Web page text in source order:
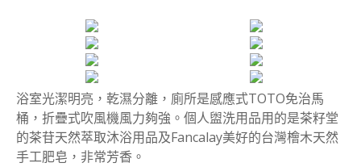
浴室光潔明亮，乾濕分離，廁所是感應式TOTO免治馬
桶，折疊式吹風機風力夠強。個人盥洗用品用的是茶籽堂
的茶苷天然萃取沐浴用品及Fancalay美好的台灣檜木天然
手工肥皂，非常芳香。